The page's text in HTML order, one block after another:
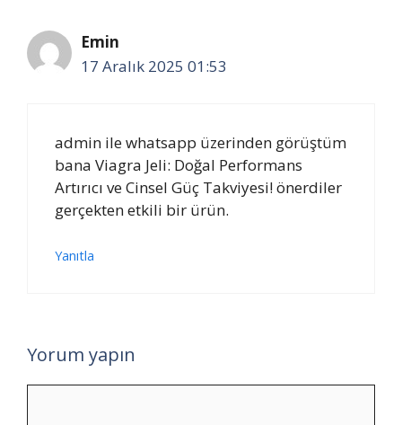
Emin
17 Aralık 2025 01:53
admin ile whatsapp üzerinden görüştüm
bana Viagra Jeli: Doğal Performans
Artırıcı ve Cinsel Güç Takviyesi! önerdiler
gerçekten etkili bir ürün.
Yanıtla
Yorum yapın